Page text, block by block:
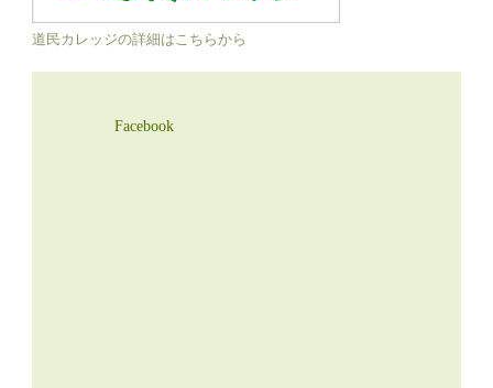
道民カレッジの詳細はこちらから
Facebook